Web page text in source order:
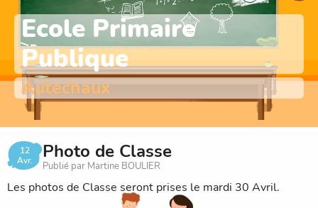
Ecole Primaire
Publique
Autechaux
12
Avr.
Photo de Classe
Publié par Martine BOULIER
Les photos de Classe seront prises le mardi 30 Avril.